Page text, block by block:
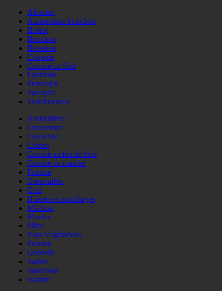
Alsacien
Authentique bouchon
Bistrot
Bouchon
Brasserie
Crêperie
Cuisine du Sud
Lyonnais
Provençal
Savoyard
Traditionnelle
Andouillette
Choucroute
Couscous
Crêpes
Cuisine au feu de bois
Cuisine du marché
Fondue
Grenouilles
Grill
Huitres et coquillages
Mâchon
Moules
Pâtes
Plats Végétariens
Poisson
Quenelle
Salade
Saucisson
Viande